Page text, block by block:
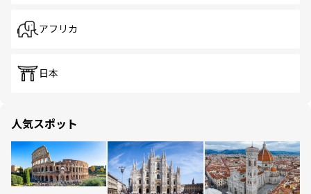
アフリカ
日本
人気スポット